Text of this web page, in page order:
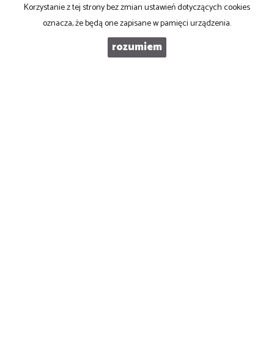
WIADOMOŚĆ
Korzystanie z tej strony bez zmian ustawień dotyczących cookies
oznacza, że będą one zapisane w pamięci urządzenia.
rozumiem